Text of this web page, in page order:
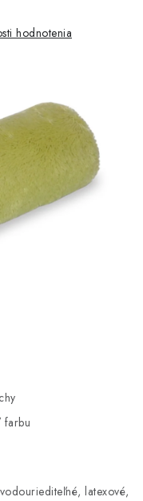
farbu
latexové,
hodnotenia